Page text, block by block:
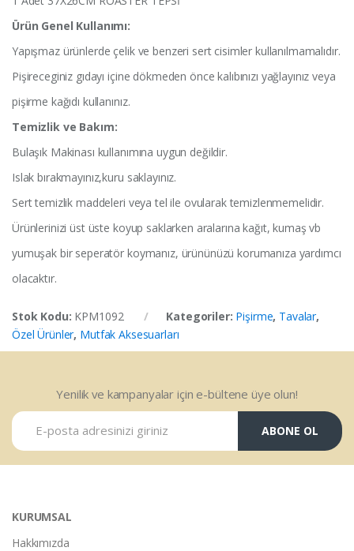
Ürün Genel Kullanımı:
Yapışmaz ürünlerde çelik ve benzeri sert cisimler kullanılmamalıdır.
Pişireceginiz gıdayı içine dökmeden önce kalıbınızı yağlayınız veya
pişirme kağıdı kullanınız.
Temizlik ve Bakım:
Bulaşık Makinası kullanımına uygun değildir.
Islak bırakmayınız,kuru saklayınız.
Sert temizlik maddeleri veya tel ile ovularak temizlenmemelidir.
Ürünlerinizi üst üste koyup saklarken aralarına kağıt, kumaş vb
yumuşak bir seperatör koymanız, ürününüzü korumanıza yardımcı
olacaktır.
Stok Kodu: KPM1092 Kategoriler: Pişirme, Tavalar,
Özel Ürünler, Mutfak Aksesuarları
Yenilik ve kampanyalar için e-bültene üye olun!
ABONE OL
KURUMSAL
Hakkımızda